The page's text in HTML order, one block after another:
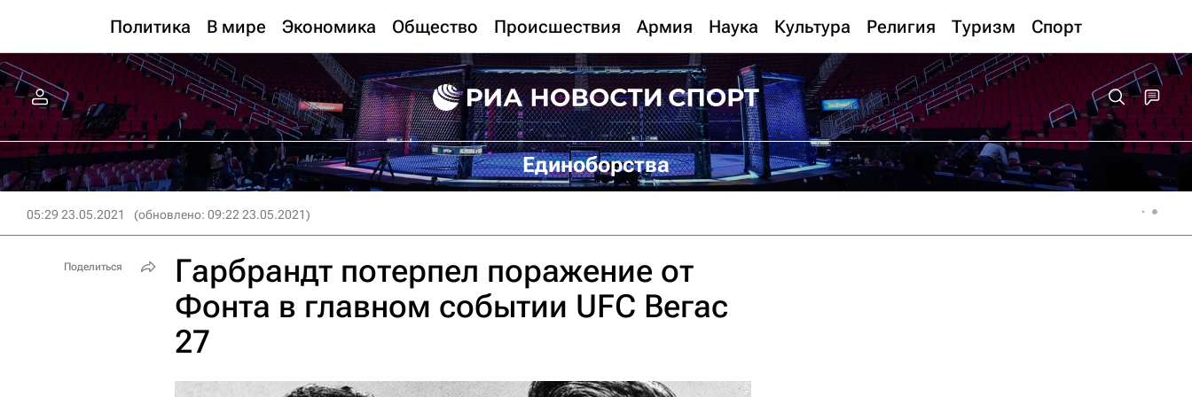
Политика В мире Экономика Общество Происшествия Армия Наука Культура Религия Туризм Спорт
Единоборства
05:29 23.05.2021 (обновлено: 09:22 23.05.2021)
Гарбрандт потерпел поражение от
Фонта в главном событии UFC Вегас
27
Поделиться